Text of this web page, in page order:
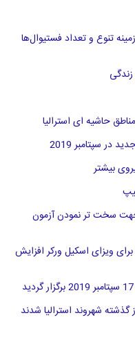
تنوع و تعداد فستیوال‌ها
حاشیه ای استرالیا
سپتامبر 2019
بیشتر
سخت تر نمودن آزمون
برای ویزای اسکیل ورکر افزایش